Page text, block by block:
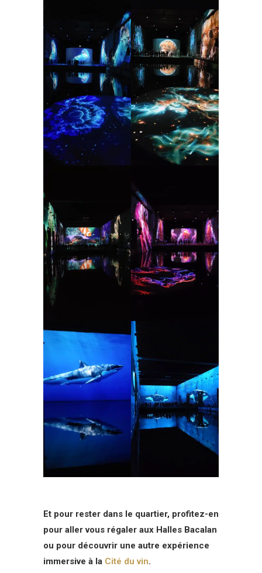
Et pour rester dans le quartier, profitez-en
pour aller vous régaler aux Halles Bacalan
ou pour découvrir une autre expérience
immersive à la Cité du vin.